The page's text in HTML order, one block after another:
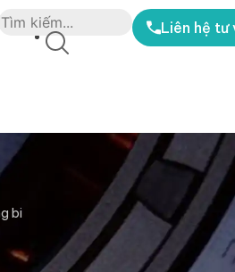
Liên hệ tư
bi